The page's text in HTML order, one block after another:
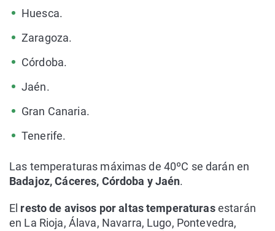
Huesca.
Zaragoza.
Córdoba.
Jaén.
Gran Canaria.
Tenerife.
Las temperaturas máximas de 40ºC se darán en
Badajoz, Cáceres, Córdoba y Jaén.
El resto de avisos por altas temperaturasestarán
en La Rioja, Álava, Navarra, Lugo, Pontevedra,